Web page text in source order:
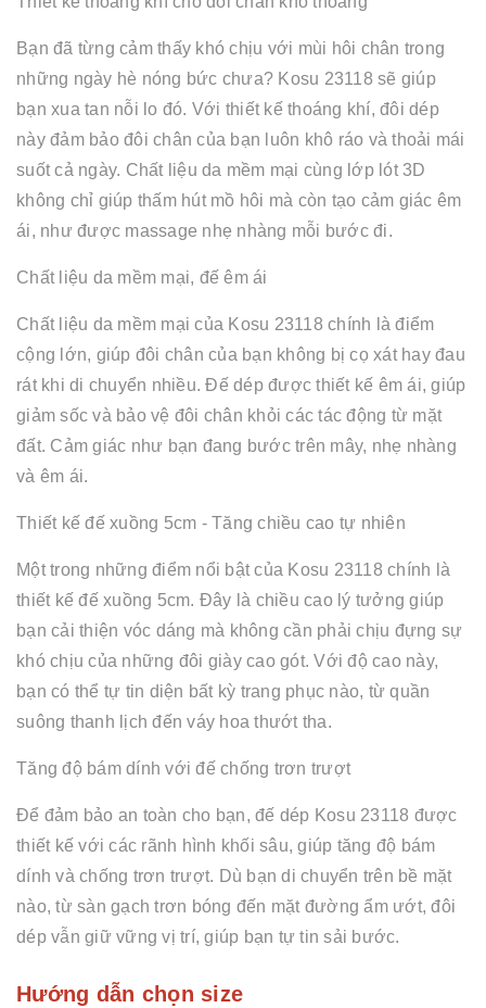
Bạn đã từng cảm thấy khó chịu với mùi hôi chân trong
những ngày hè nóng bức chưa? Kosu 23118 sẽ giúp
bạn xua tan nỗi lo đó. Với thiết kế thoáng khí, đôi dép
này đảm bảo đôi chân của bạn luôn khô ráo và thoải mái
suốt cả ngày. Chất liệu da mềm mại cùng lớp lót 3D
không chỉ giúp thấm hút mồ hôi mà còn tạo cảm giác êm
ái, như được massage nhẹ nhàng mỗi bước đi.
Chất liệu da mềm mại, đế êm ái
Chất liệu da mềm mại của Kosu 23118 chính là điểm
cộng lớn, giúp đôi chân của bạn không bị cọ xát hay đau
rát khi di chuyển nhiều. Đế dép được thiết kế êm ái, giúp
giảm sốc và bảo vệ đôi chân khỏi các tác động từ mặt
đất. Cảm giác như bạn đang bước trên mây, nhẹ nhàng
và êm ái.
Thiết kế đế xuồng 5cm - Tăng chiều cao tự nhiên
Một trong những điểm nổi bật của Kosu 23118 chính là
thiết kế đế xuồng 5cm. Đây là chiều cao lý tưởng giúp
bạn cải thiện vóc dáng mà không cần phải chịu đựng sự
khó chịu của những đôi giày cao gót. Với độ cao này,
bạn có thể tự tin diện bất kỳ trang phục nào, từ quần
suông thanh lịch đến váy hoa thướt tha.
Tăng độ bám dính với đế chống trơn trượt
Để đảm bảo an toàn cho bạn, đế dép Kosu 23118 được
thiết kế với các rãnh hình khối sâu, giúp tăng độ bám
dính và chống trơn trượt. Dù bạn di chuyển trên bề mặt
nào, từ sàn gạch trơn bóng đến mặt đường ẩm ướt, đôi
dép vẫn giữ vững vị trí, giúp bạn tự tin sải bước.
Hướng dẫn chọn size